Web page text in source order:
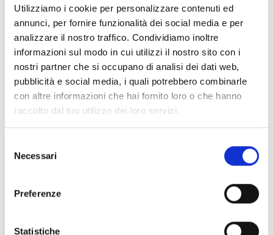
Utilizziamo i cookie per personalizzare contenuti ed
annunci, per fornire funzionalità dei social media e per
analizzare il nostro traffico. Condividiamo inoltre
informazioni sul modo in cui utilizzi il nostro sito con i
nostri partner che si occupano di analisi dei dati web,
pubblicità e social media, i quali potrebbero combinarle
con altre informazioni che hai fornito loro o che hanno
raccolto dal tuo utilizzo dei loro servizi.
delNecessari
Preferenze
Statistiche
Accessoires pour socles EB00 - Matériaux (47)
Accessoires pour les tests des détecteurs -
Matériaux(6)
Accessoires pour détecteurs Enea - Matériaux (35)
Accessoires Senseware
Accessoires de la série Industrial - Matériaux(17)
marqués par une icône lock